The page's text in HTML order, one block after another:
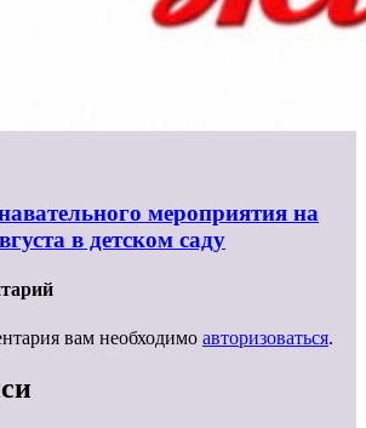
мероприятия на
в детском саду
вам необходимо авторизоваться.